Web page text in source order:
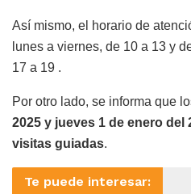
Así mismo, el horario de
lunes a viernes, de 10 a 13 y
17 a 19 .
Por otro lado, se informa que
2025 y jueves 1 de enero del
visitas guiadas.
Te puede interesar: